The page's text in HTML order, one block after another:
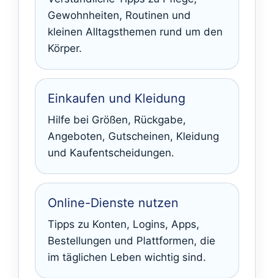
Gewohnheiten, Routinen und
kleinen Alltagsthemen rund um den
Körper.
Einkaufen und Kleidung
Hilfe bei Größen, Rückgabe,
Angeboten, Gutscheinen, Kleidung
und Kaufentscheidungen.
Online-Dienste nutzen
Tipps zu Konten, Logins, Apps,
Bestellungen und Plattformen, die
im täglichen Leben wichtig sind.